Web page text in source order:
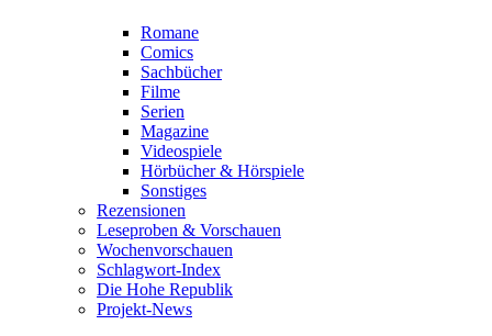
Romane
Comics
Sachbücher
Filme
Serien
Magazine
Videospiele
Hörbücher & Hörspiele
Sonstiges
Rezensionen
Leseproben & Vorschauen
Wochenvorschauen
Schlagwort-Index
Die Hohe Republik
Projekt-News